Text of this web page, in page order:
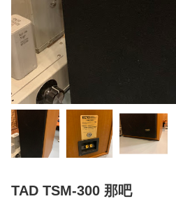
TAD TSM-300 那吧